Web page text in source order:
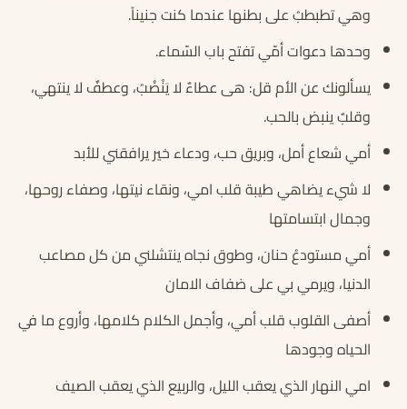
وهي تطبطبُ على بطنها عندما كنت جنيناً.
وحدها دعوات أمّي تفتح باب السّماء.
يسألونك عن الأم قل: هى عطاءٌ لا يَنْضُبُ، وعطفٌ لا ينتهي،
وقلبٌ ينبض بالحب.
أمي شعاع أمل، وبريق حب، ودعاء خير يرافقني للأبد
لا شيء يضاهي طيبة قلب امي، ونقاء نيتها، وصفاء روحها،
وجمال ابتسامتها
أمي مستودعُ حنان، وطوق نجاه ينتشلني من كل مصاعب
الدنيا، ويرمي بي على ضفاف الامان
أصفى القلوب قلب أمي، وأجمل الكلام كلامها، وأروع ما في
الحياه وجودها
امي النهار الذي يعقب الليل، والربيع الذي يعقب الصيف